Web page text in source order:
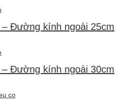
– Đường kính ngoài 25cm
– Đường kính ngoài 30cm